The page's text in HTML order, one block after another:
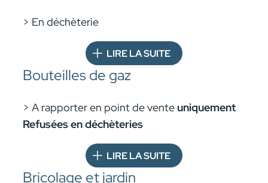
> En déchèterie
LIRE LA SUITE
Bouteilles de gaz
> A rapporter en point de vente uniquement
Refusées en déchèteries
LIRE LA SUITE
Bricolage et jardin